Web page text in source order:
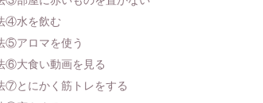
④水を飲む
⑤アロマを使う
⑥大食い動画を見る
⑦とにかく筋トレをする